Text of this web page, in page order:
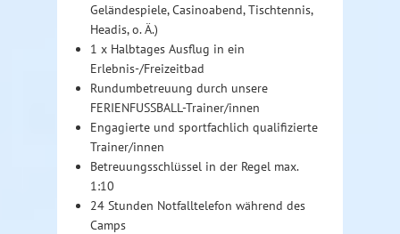
Geländespiele, Casinoabend, Tischtennis,
Headis, o. Ä.)
1 x Halbtages Ausflug in ein
Erlebnis-/Freizeitbad
Rundumbetreuung durch unsere
FERIENFUSSBALL-Trainer/innen
Engagierte und sportfachlich qualifizierte
Trainer/innen
Betreuungsschlüssel in der Regel max.
1:10
24 Stunden Notfalltelefon während des
Camps